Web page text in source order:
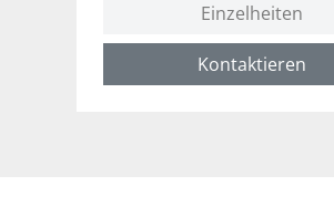
Einzelheiten
Kontaktieren